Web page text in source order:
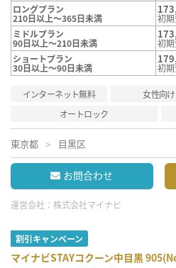
ロングプラン
210日以上～365日未満
初
ミドルプラン
90日以上～210日未満
初
ショートプラン
30日以上～90日未満 初
インターネット無料 女性向け
オートロック
東京都 目黒区
お問合わせ
運営会社： 株式会社マイナビ
割引キャンペーン
マイナビSTAYコクーン中目黒